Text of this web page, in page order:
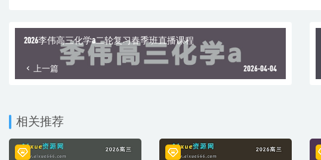
2026李伟高三化学a二轮复习春季班直播课程
上一篇 2026-04-04
相关推荐